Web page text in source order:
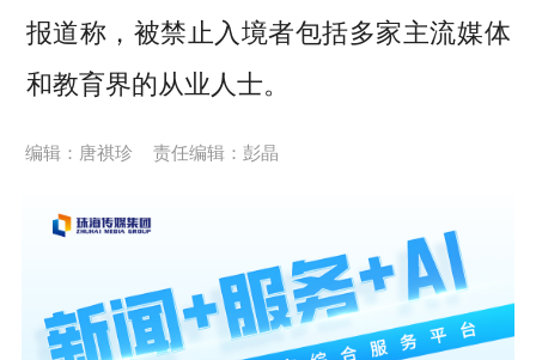
报道称，被禁止入境者包括多家主流媒体
和教育界的从业人士。
编辑：唐祺珍 责任编辑：彭晶